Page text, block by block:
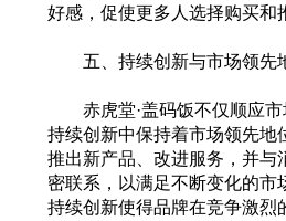
好感，促使更多人选择购买和
五、持续创新与市场领先
赤虎堂·盖码饭不仅顺应市
持续创新中保持着市场领先地
推出新产品、改进服务，并与
密联系，以满足不断变化的市
持续创新使得品牌在竞争激烈